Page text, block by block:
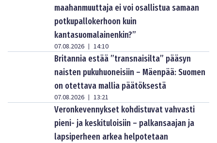
maahanmuuttaja ei voi osallistua samaan
potkupallokerhoon kuin
kantasuomalainenkin?”
07.08.2026 | 14:10
Britannia estää ”transnaisilta” pääsyn
naisten pukuhuoneisiin – Mäenpää: Suomen
on otettava mallia päätöksestä
07.08.2026 | 13:21
Veronkevennykset kohdistuvat vahvasti
pieni- ja keskituloisiin – palkansaajan ja
lapsiperheen arkea helpotetaan